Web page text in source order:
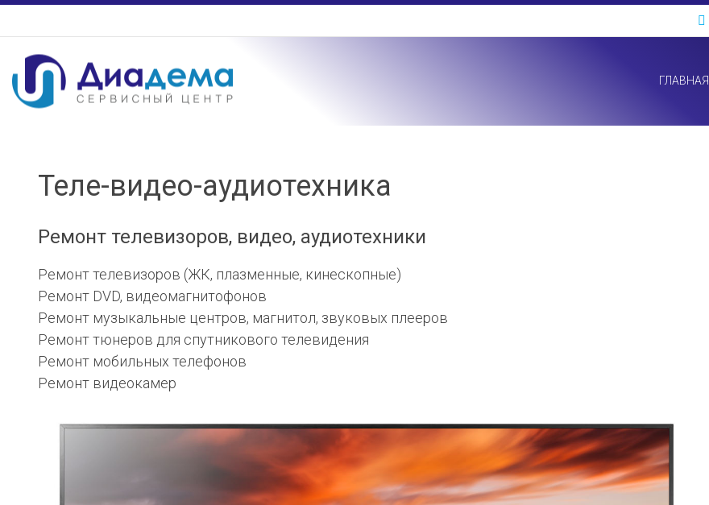
ГЛАВНАЯ
Теле-видео-аудиотехника
Ремонт телевизоров, видео, аудиотехники
Ремонт телевизоров (ЖК, плазменные, кинескопные)
Ремонт DVD, видеомагнитофонов
Ремонт музыкальные центров, магнитол, звуковых плееров
Ремонт тюнеров для спутникового телевидения
Ремонт мобильных телефонов
Ремонт видеокамер